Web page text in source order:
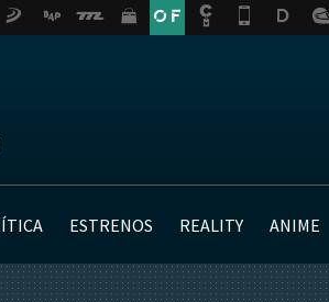
ESTRENOS REALITY ANIME